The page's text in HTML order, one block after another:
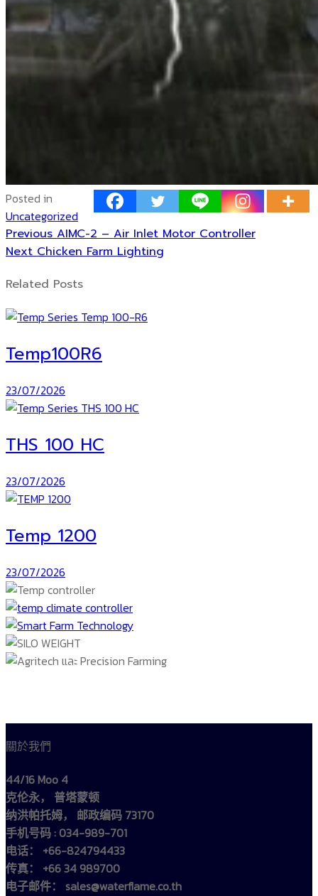
Posted in
Uncategorized
文
章
导
航
Previous Previous
post:
AIMC-2 – Air Inlet Motor Controller
Next Next
Chicken Farm Lighting
Related Posts
Temp100R6
23/07/2026
THS 100 HC
23/07/2026
Temp 1200
23/07/2026
關於我們
44/16 Moo 4
克伦永， 普塔蒙顿
纳洪帕托姆， 邮政编码 73170
手机号码 : 034-989-701
电话： +66-824794433
传真： +66 34 989700
电子邮件： sales@waterflame.co.th